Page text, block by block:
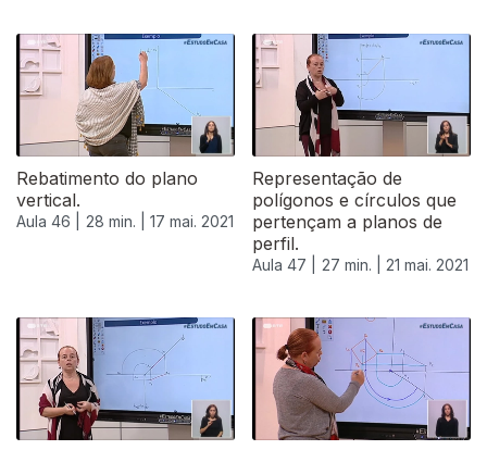
Rebatimento do plano
vertical.
Aula 46 | 28 min. | 17 mai. 2021
Representação de
polígonos e círculos que
pertençam a planos de
perfil.
Aula 47 | 27 min. | 21 mai. 2021